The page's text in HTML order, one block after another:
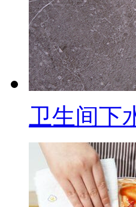
卫生间下